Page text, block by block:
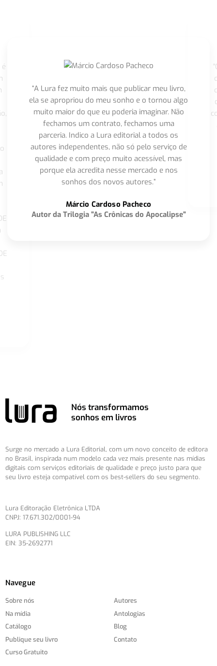
“A Lura fez muito mais que publicar meu livro,
ela se apropriou do meu sonho e o tornou algo
muito maior do que eu poderia imaginar. Não
fechamos um contrato, fechamos uma
parceria. Indico a Lura editorial a todos os
autores independentes, não só pelo serviço de
qualidade e com preço muito acessível, mas
porque ela acredita nesse mercado e nos
sonhos dos novos autores.”
Márcio Cardoso Pacheco
Autor da Trilogia "As Crônicas do Apocalipse"
Nós transformamos
sonhos em livros
Surge no mercado a Lura Editorial, com um novo conceito de editora
no Brasil, inspirada num modelo cada vez mais presente nas mídias
digitais com serviços editoriais de qualidade e preço justo para que
seu livro esteja compatível com os best-sellers do seu segmento.
Lura Editoração Eletrônica LTDA
CNPJ: 17.671.302/0001-94
LURA PUBLISHING LLC
EIN: 35-2692771
Navegue
Sobre nós
Na mídia
Catálogo
Publique seu livro
Curso Gratuito
Autores
Antologias
Blog
Contato